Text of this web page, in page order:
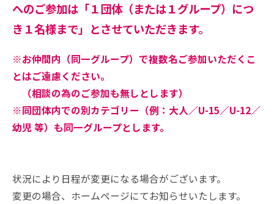
へのご参加は「１団体（または１グループ）につ
き１名様まで」とさせていただきます。
※お仲間内（同一グループ）で複数名ご参加いただくこ
とはご遠慮ください。
（相談の為のご参加も無しとします）
※同団体内での別カテゴリー（例：大人／U-15／U-12／
幼児 等）も同一グループとします。
状況により日程が変更になる場合がございます。
変更の場合、ホームページにてお知らせいたします。